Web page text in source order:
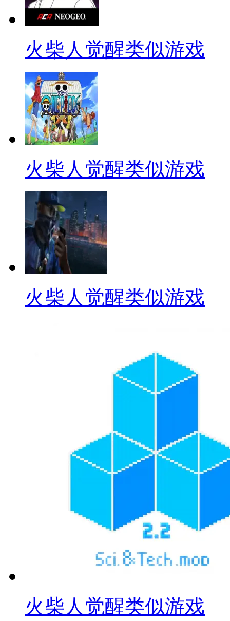
火柴人觉醒类似游戏
火柴人觉醒类似游戏
火柴人觉醒类似游戏
火柴人觉醒类似游戏